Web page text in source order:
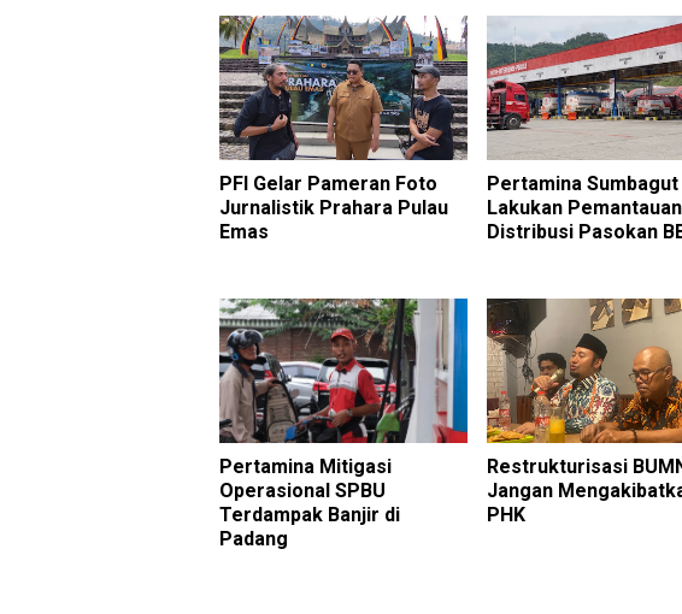
PFI Gelar Pameran Foto
Jurnalistik Prahara Pulau
Emas
Pertamina Sumbagut
Lakukan Pemantauan
Distribusi Pasokan
Pertamina Mitigasi
Operasional SPBU
Terdampak Banjir di
Padang
Restrukturisasi
Jangan
PHK